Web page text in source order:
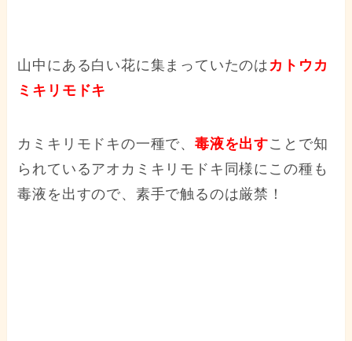
山中にある白い花に集まっていたのは カトウカ
ミキリモドキ
カミキリモドキの一種で、毒液を出すことで知
られているアオカミキリモドキ同様にこの種も
毒液を出すので、素手で触るのは厳禁！